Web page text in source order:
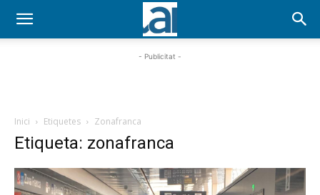
- Publicitat -
Inici Etiquetes Zonafranca
Etiqueta: zonafranca